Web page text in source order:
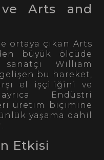
Arts and
ortaya çıkan Arts
büyük ölçüde
William
bu hareket,
el işçiliğini ve
Endüstri
üretim biçimine
yaşama dahil
Etkisi